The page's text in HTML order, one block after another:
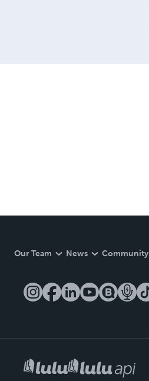
Our Team News Community